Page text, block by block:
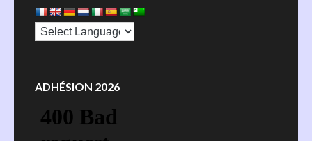
ADHÉSION 2026